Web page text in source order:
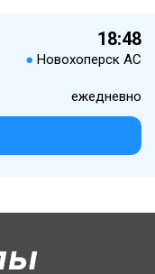
18:48
● Новохоперск АС
ежедневно